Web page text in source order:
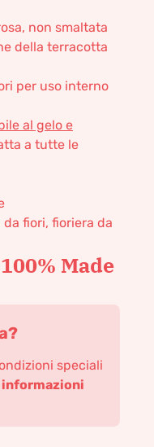
non smaltata
della terracotta
per uso interno
al gelo e
a tutte le
da fiori, fioriera da
Made
speciali
informazioni